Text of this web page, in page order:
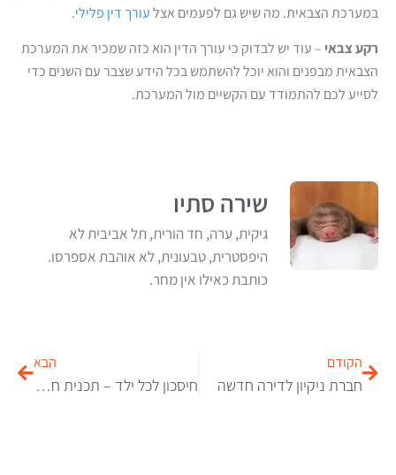
במערכת הצבאית. מה שיש גם לפעמים אצלעורך דין פלילי.
רקע צבאי– עוד יש לבדוק כי עורך הדין הוא כזה שמכיר את המערכת
הצבאית מבפנים והוא יוכל להשתמש בכל הידע שצבר עם השנים כדי
לסייע לכם להתמודד עם הקשיים מול המערכת.
שירה סתיו
גיקית, ערה, חד הורית, תל אביבית לא
היפסטרית, טבעונית, לא אוהבת אספרסו.
כותבת כאילו אין מחר.
הקודם
חברת ניקיון לדירה חדשה
הבא
חיסכון לכל ילד – תכנית חיסכון לאומית